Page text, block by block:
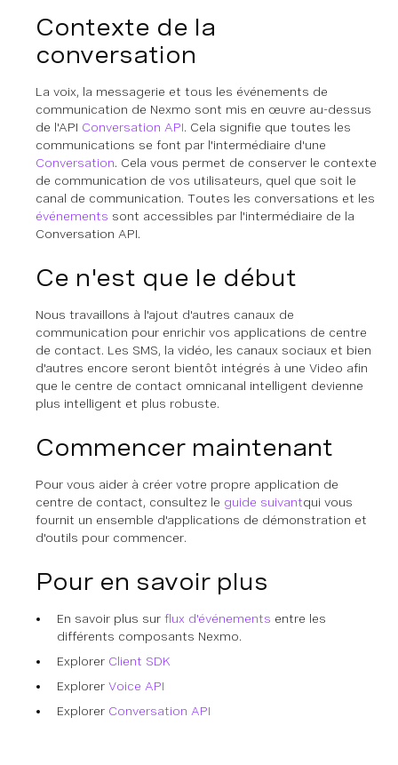
Contexte de la
conversation
La voix, la messagerie et tous les événements de
communication de Nexmo sont mis en œuvre au-dessus
de l'API Conversation API. Cela signifie que toutes les
communications se font par l'intermédiaire d'une
Conversation. Cela vous permet de conserver le contexte
de communication de vos utilisateurs, quel que soit le
canal de communication. Toutes les conversations et les
événements sont accessibles par l'intermédiaire de la
Conversation API.
Ce n'est que le début
Nous travaillons à l'ajout d'autres canaux de
communication pour enrichir vos applications de centre
de contact. Les SMS, la vidéo, les canaux sociaux et bien
d'autres encore seront bientôt intégrés à une Video afin
que le centre de contact omnicanal intelligent devienne
plus intelligent et plus robuste.
Commencer maintenant
Pour vous aider à créer votre propre application de
centre de contact, consultez le guide suivantqui vous
fournit un ensemble d'applications de démonstration et
d'outils pour commencer.
Pour en savoir plus
En savoir plus sur flux d'événements entre les
différents composants Nexmo.
Explorer Client SDK
Explorer Voice API
Explorer Conversation API